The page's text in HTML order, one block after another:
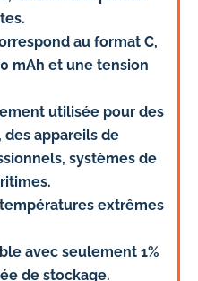
au format C,
mAh et une tension
utilisée pour des
appareils de
systèmes de
extrêmes
avec seulement 1%
de stockage.